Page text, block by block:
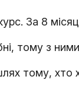
За 8
тому з
тому, хто